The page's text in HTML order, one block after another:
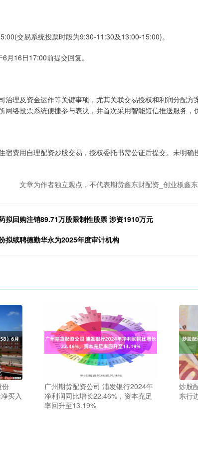
交易系统投票时段为9:30-11:30及13:00-15:00)。
月16日17:00前提交回复。
治理及资金运作等关键事项，尤其关联交易授权和利润分配
网络投票系统便捷参与表决，并首次采用智能短信推送服务，
宿费用自理配资炒股交易，授权委托书需公证后提交。未明
文章为作者独立观点，不代表期货鑫东财配资_创业板鑫
拟回购注销89.71万股限制性股票 涉资1910万元
拟续聘德勤华永为2025年度审计机构
份
买入
广州期货配资公司 浦发银行2024年
净利润同比增长22.46%，资本充足
率回升至13.19%
炒股
东行